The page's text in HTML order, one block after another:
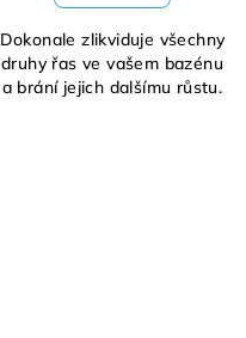
Dokonale zlikviduje všechny
druhy řas ve vašem bazénu
a brání jejich dalšímu růstu.